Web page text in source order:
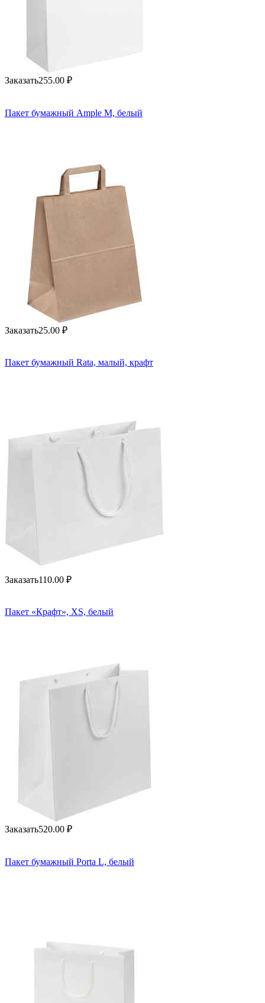
Заказать255.00 ₽
Пакет бумажный Ample M, белый
Заказать25.00 ₽
Пакет бумажный Rata, малый, крафт
Заказать110.00 ₽
Пакет «Крафт», XS, белый
Заказать520.00 ₽
Пакет бумажный Porta L, белый